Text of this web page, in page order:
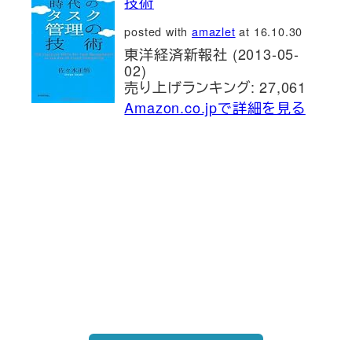
posted with amazlet at 16.10.30
東洋経済新報社 (2013-05-
02)
売り上げランキング: 27,061
Amazon.co.jpで詳細を見る